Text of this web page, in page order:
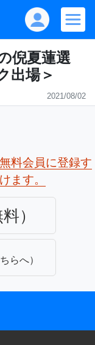
倪夏蓮選
出場＞
2021/08/02
料会員に登録す
ます。
）
らへ）